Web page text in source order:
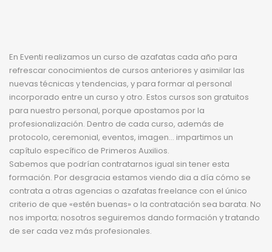
En Eventi realizamos un curso de azafatas cada año para
refrescar conocimientos de cursos anteriores y asimilar las
nuevas técnicas y tendencias, y para formar al personal
incorporado entre un curso y otro. Estos cursos son gratuitos
para nuestro personal, porque apostamos por la
profesionalización. Dentro de cada curso, además de
protocolo, ceremonial, eventos, imagen… impartimos un
capítulo específico de Primeros Auxilios.
Sabemos que podrían contratarnos igual sin tener esta
formación. Por desgracia estamos viendo dia a día cómo se
contrata a otras agencias o azafatas freelance con el único
criterio de que «estén buenas» o la contratación sea barata. No
nos importa; nosotros seguiremos dando formación y tratando
de ser cada vez más profesionales.